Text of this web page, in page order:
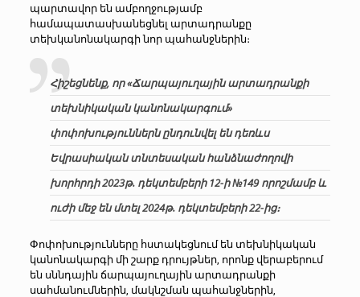
պարտավոր են ամբողջությամբ
համապատասխանեցնել արտադրանքը
տեխկանոնակարգի նոր պահանջներին։
Հիշեցնենք, որ «Ճարպայուղային արտադրանքի
տեխնիկական կանոնակարգում»
փոփոխություններն ընդունվել են դեռևս
Եվրասիական տնտեսական հանձնաժողովի
խորհրդի 2023թ. դեկտեմբերի 12-ի №149 որոշմամբ և
ուժի մեջ են մտել 2024թ. դեկտեմբերի 22-ից։
Փոփոխությունները հստակեցնում են տեխնիկական
կանոնակարգի մի շարք դրույթներ, որոնք վերաբերում
են սննդային ճարպայուղային արտադրանքի
սահմանումներին, մակնշման պահանջներին,